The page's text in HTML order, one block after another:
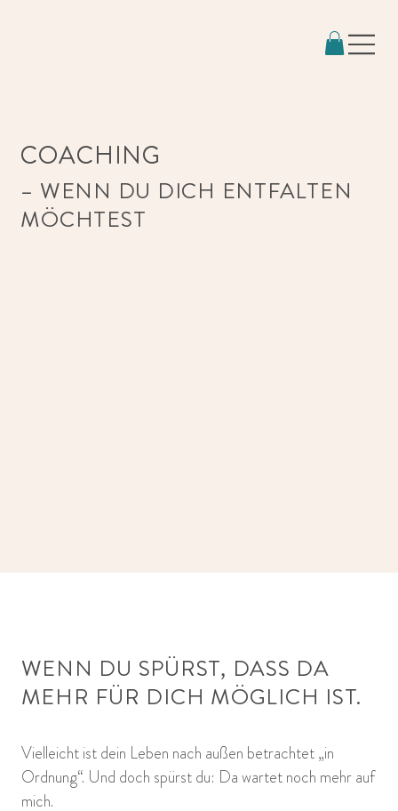
COACHING
– WENN DU DICH ENTFALTEN
MÖCHTEST
WENN DU SPÜRST, DASS DA
MEHR FÜR DICH MÖGLICH IST.
Vielleicht ist dein Leben nach außen betrachtet „in
Ordnung“. Und doch spürst du: Da wartet noch mehr auf
mich.